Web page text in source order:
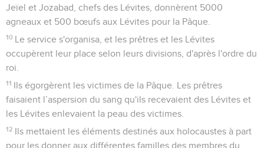
Ainsi s'accomplit la parole de l'Eternel prononcée par
Jérémie : jusqu'à ce que le pays ait compensé ses sabbats,
durant toute la période où il fut dévasté, il se reposa, jusqu'à
la fin des 70 ans.
22
La première année du règne de Cyrus sur la Perse,
l'Eternel réveilla l'esprit de Cyrus, roi de Perse, afin que
s'accomplisse la parole qu’il avait prononcée par Jérémie, et